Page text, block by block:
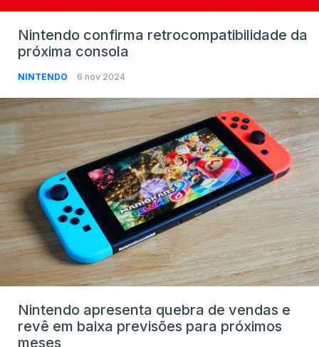
Nintendo confirma retrocompatibilidade da
próxima consola
NINTENDO 6 nov 2024
Nintendo apresenta quebra de vendas e
revê em baixa previsões para próximos
meses